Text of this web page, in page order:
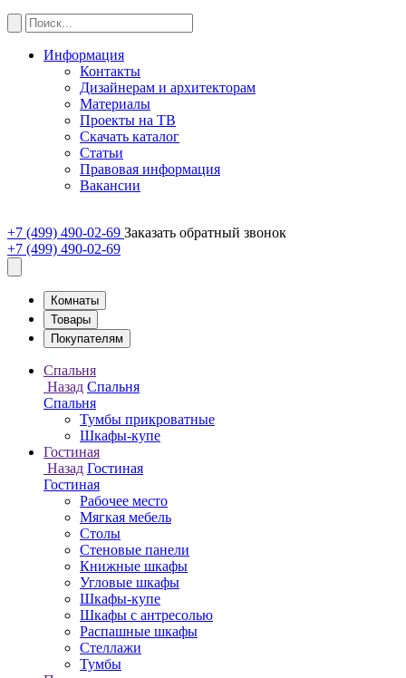
Информация
Контакты
Дизайнерам и архитекторам
Материалы
Проекты на ТВ
Скачать каталог
Статьи
Правовая информация
Вакансии
+7 (499) 490-02-69 Заказать обратный звонок
+7 (499) 490-02-69